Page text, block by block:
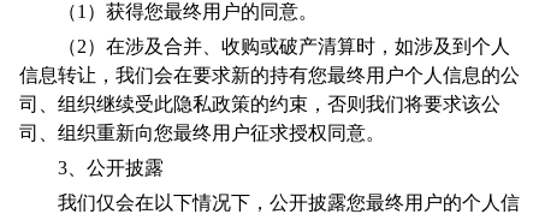
（1）获得您最终用户的同意。
（2）在涉及合并、收购或破产清算时，如涉及到个人
信息转让，我们会在要求新的持有您最终用户个人信息的公
司、组织继续受此隐私政策的约束，否则我们将要求该公
司、组织重新向您最终用户征求授权同意。
3、公开披露
我们仅会在以下情况下，公开披露您最终用户的个人信